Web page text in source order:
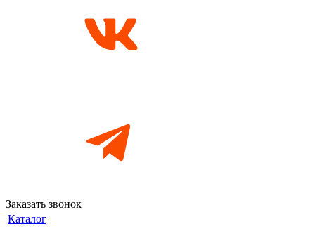
Заказать звонок
Каталог